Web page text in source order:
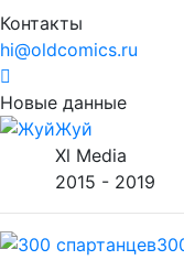
Контакты
hi@oldcomics.ru
Новые данные
Жуй
Xl Media
2015 - 2019